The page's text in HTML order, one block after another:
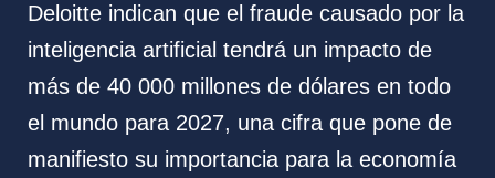
Deloitte indican que el fraude causado por la
inteligencia artificial tendrá un impacto de
más de 40 000 millones de dólares en todo
el mundo para 2027, una cifra que pone de
manifiesto su importancia para la economía